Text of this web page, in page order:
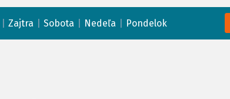
Zajtra Sobota Nedeľa Pondelok